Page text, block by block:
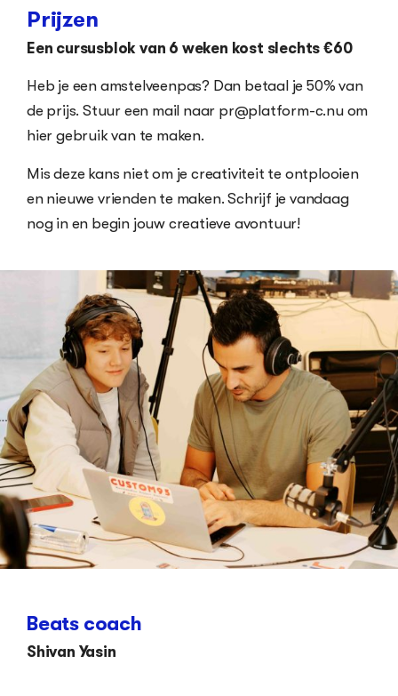
Prijzen
Een cursusblok van 6 weken kost slechts €60
Heb je een amstelveenpas? Dan betaal je 50% van
de prijs. Stuur een mail naar pr@platform-c.nu om
hier gebruik van te maken.
Mis deze kans niet om je creativiteit te ontplooien
en nieuwe vrienden te maken. Schrijf je vandaag
nog in en begin jouw creatieve avontuur!
Beats coach
Shivan Yasin